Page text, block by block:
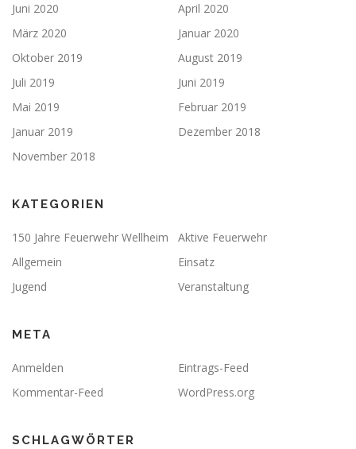
Juni 2020
April 2020
März 2020
Januar 2020
Oktober 2019
August 2019
Juli 2019
Juni 2019
Mai 2019
Februar 2019
Januar 2019
Dezember 2018
November 2018
KATEGORIEN
150 Jahre Feuerwehr Wellheim
Aktive Feuerwehr
Allgemein
Einsatz
Jugend
Veranstaltung
META
Anmelden
Eintrags-Feed
Kommentar-Feed
WordPress.org
SCHLAGWÖRTER